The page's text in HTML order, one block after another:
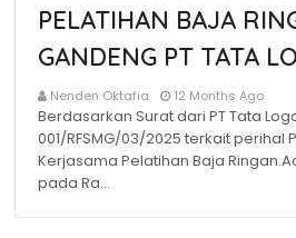
PELATIHAN BAJA
GANDENG PT TATA
Nenden Oktafia 12 Months Ago
Berdasarkan Surat dari PT Tata
001/RFSMG/03/2025 terkait perihal
Kerjasama Pelatihan Baja
pada Ra…